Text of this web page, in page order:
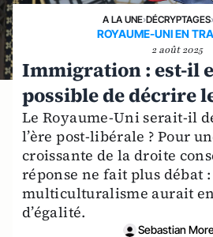
A LA UNE›DÉCRYPTAGES›
ROYAUME-UNI EN
2 août 2025
Immigration : est-il
possible de décrire
Le Royaume-Uni serait-il
l’ère post-libérale ? Pour
croissante de la droite
réponse ne fait plus débat
multiculturalisme aurait
d’égalité.
Sebastian